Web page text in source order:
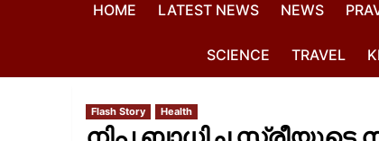
HOME LATEST NEWS NEWS
SCIENCE TRAVEL
Flash Story Health